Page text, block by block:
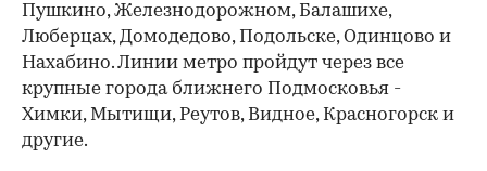
Пушкино, Железнодорожном, Балашихе,
Люберцах, Домодедово, Подольске, Одинцово и
Нахабино. Линии метро пройдут через все
крупные города ближнего Подмосковья -
Химки, Мытищи, Реутов, Видное, Красногорск и
другие.